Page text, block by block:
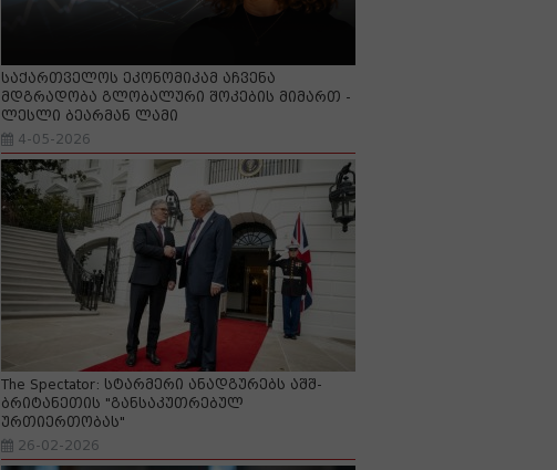
საქართველოს ეკონომიკამ აჩვენა
მდგრადობა გლობალური შოკების მიმართ -
ლესლი ბეარმან ლამი
4-05-2026
The Spectator: სტარმერი ანადგურებს აშშ-
ბრიტანეთის "განსაკუთრებულ
ურთიერთობას"
26-02-2026